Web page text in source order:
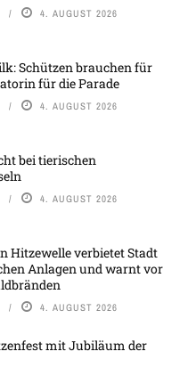
4. AUGUST 2026
Schützen brauchen für
für die Parade
4. AUGUST 2026
bei tierischen
4. AUGUST 2026
Hitzewelle verbietet Stadt
Anlagen und warnt vor
4. AUGUST 2026
mit Jubiläum der